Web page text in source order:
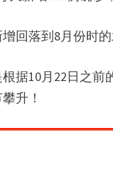
回落到8月份时
据10月22日之前
升！